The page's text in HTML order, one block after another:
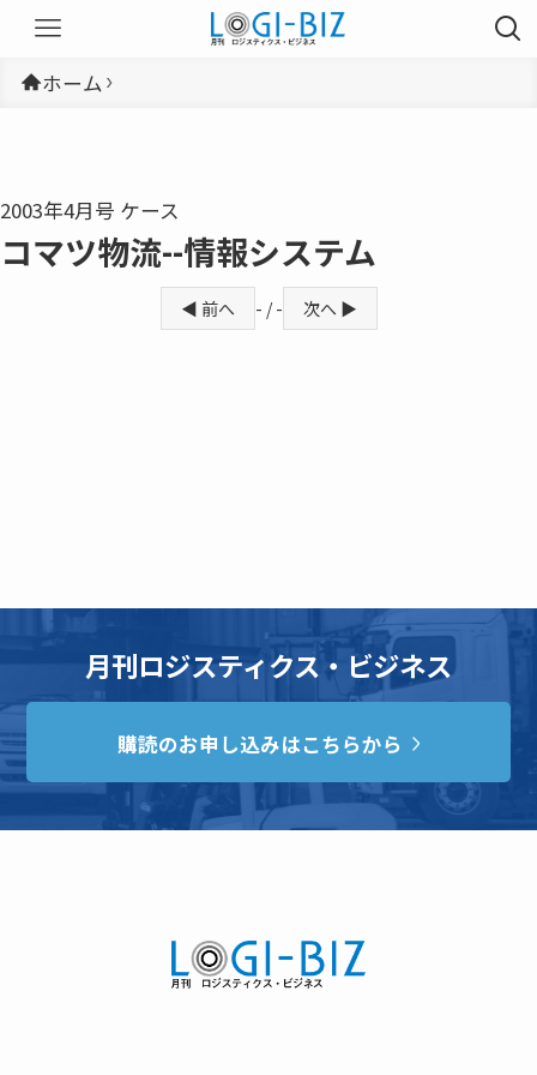
ホーム
2003年4月号 ケース
コマツ物流--情報システム
◀ 前へ - / - 次へ ▶
月刊ロジスティクス・ビジネス
購読のお申し込みはこちらから